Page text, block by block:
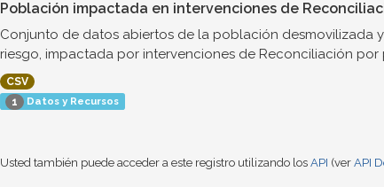
Población impactada en intervenciones de
Conjunto de datos abiertos de la población desmovilizada
riesgo, impactada por intervenciones de Reconciliación por
CSV
1
Datos y Recursos
Usted también puede acceder a este registro utilizando los API (ver API